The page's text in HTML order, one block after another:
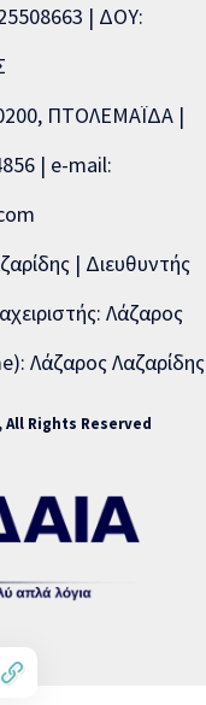
| ΔΟΥ:
ΠΤΟΛΕΜΑΪΔΑ |
| e-mail:
| Διευθυντής
Λάζαρος
Λάζαρος Λαζαρίδης
Rights Reserved